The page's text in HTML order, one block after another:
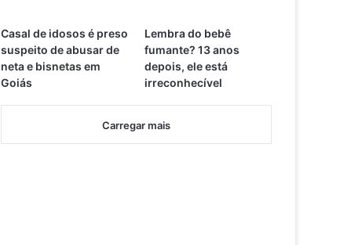
Casal de idosos é preso
suspeito de abusar de
neta e bisnetas em
Goiás
Lembra do bebê
fumante? 13 anos
depois, ele está
irreconhecível
Carregar mais